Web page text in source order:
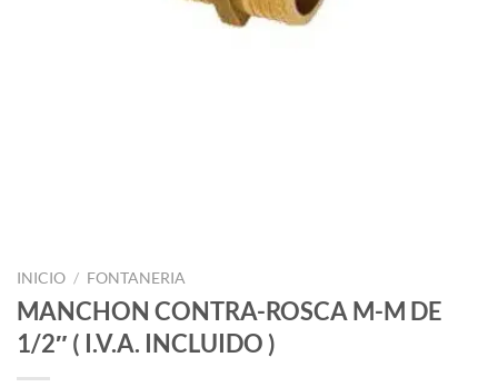
INICIO / FONTANERIA
MANCHON CONTRA-ROSCA M-M DE
1/2″ ( I.V.A. INCLUIDO )